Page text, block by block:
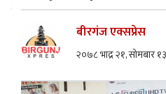
बीरगंज एक्सप्रेस
२०७८ भाद्र २१, सोमबार